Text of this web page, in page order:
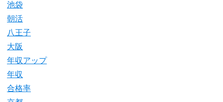
池袋
朝活
八王子
大阪
年収アップ
年収
合格率